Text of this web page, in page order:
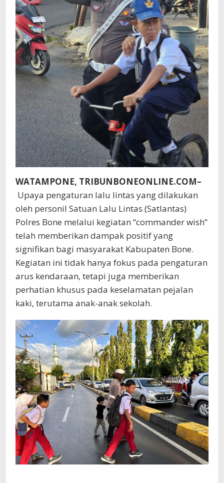
WATAMPONE, TRIBUNBONEONLINE.COM–
Upaya pengaturan lalu lintas yang dilakukan
oleh personil Satuan Lalu Lintas (Satlantas)
Polres Bone melalui kegiatan “commander wish”
telah memberikan dampak positif yang
signifikan bagi masyarakat Kabupaten Bone.
Kegiatan ini tidak hanya fokus pada pengaturan
arus kendaraan, tetapi juga memberikan
perhatian khusus pada keselamatan pejalan
kaki, terutama anak-anak sekolah.